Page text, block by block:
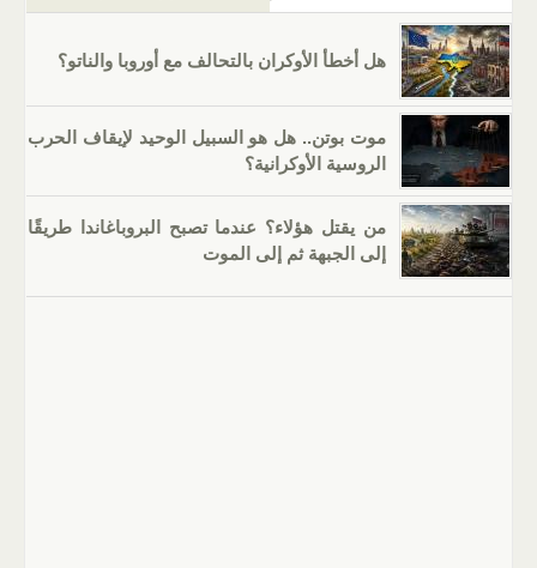
هل أخطأ الأوكران بالتحالف مع أوروبا والناتو؟
موت بوتن.. هل هو السبيل الوحيد لإيقاف الحرب
الروسية الأوكرانية؟
من يقتل هؤلاء؟ عندما تصبح البروباغاندا طريقًا
إلى الجبهة ثم إلى الموت